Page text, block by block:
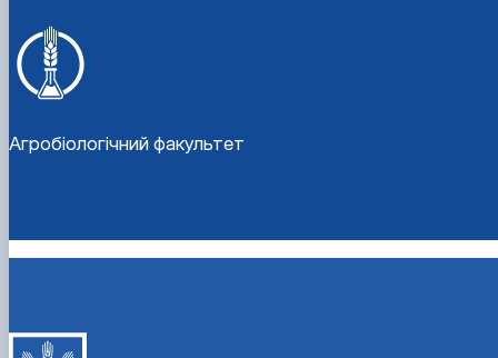
Агробіологічний факультет